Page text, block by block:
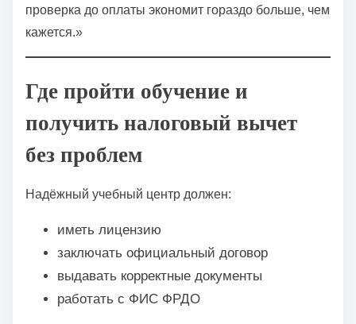
проверка до оплаты экономит гораздо больше, чем
кажется.»
Где пройти обучение и
получить налоговый вычет
без проблем
Надёжный учебный центр должен:
иметь лицензию
заключать официальный договор
выдавать корректные документы
работать с ФИС ФРДО